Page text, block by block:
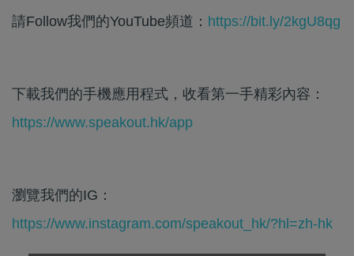
請Follow我們的YouTube頻道： https://bit.ly/2kgU8qg
下載我們的手機應用程式，收看第一手精彩內容：
https://www.speakout.hk/app
瀏覽我們的IG：
https://www.instagram.com/speakout_hk/?hl=zh-hk